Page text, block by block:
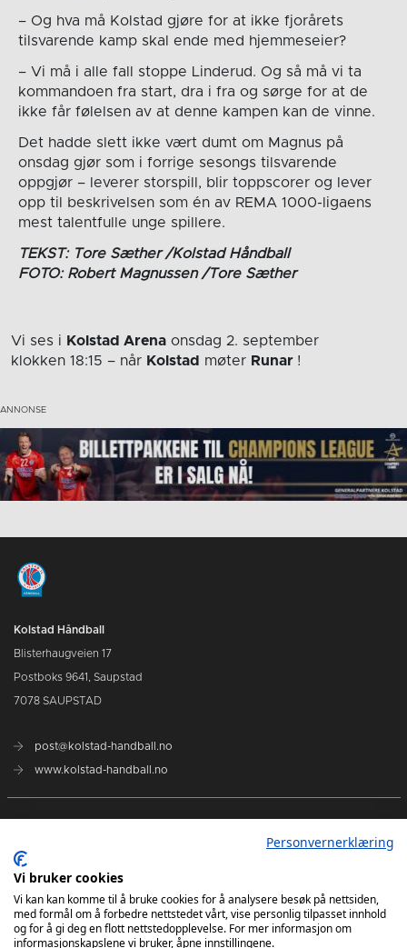
– Og hva må Kolstad gjøre for at ikke fjorårets
tilsvarende kamp skal ende med hjemmeseier?
– Vi må i alle fall stoppe Linderud. Og så må vi ta
kommandoen fra start, dra i fra og sørge for at de
ikke får følelsen av at denne kampen kan de vinne.
Det hadde slett ikke vært dumt om Magnus på
onsdag gjør som i forrige sesongs tilsvarende
oppgjør – leverer storspill, blir toppscorer og lever
opp til beskrivelsen som én av REMA 1000-ligaens
mest talentfulle unge spillere.
TEKST: Tore Sæther /Kolstad Håndball
FOTO: Robert Magnussen /Tore Sæther
Vi ses i Kolstad Arena onsdag 2. september
klokken 18:15 – når Kolstad møter Runar !
Kolstad Håndball
Blisterhaugveien 17
Postboks 9641, Saupstad
7078 SAUPSTAD
post@kolstad-handball.no
www.kolstad-handball.no
Om Kolstad Håndball
Billetter og sesongkort kjøpes her
Personvernerklæring
Vi bruker cookies
Vi kan kan komme til å bruke cookies for å analysere besøk på nettsiden,
med formål om å forbedre nettstedet vårt, vise personlig tilpasset innhold
og for å gi deg en flott nettstedopplevelse. For mer informasjon om
informasjonskapslene vi bruker, åpne innstillingene.